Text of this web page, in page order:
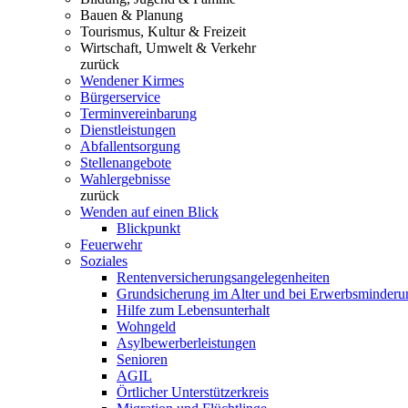
Bauen & Planung
Tourismus, Kultur & Freizeit
Wirtschaft, Umwelt & Verkehr
zurück
Wendener Kirmes
Bürgerservice
Terminvereinbarung
Dienstleistungen
Abfallentsorgung
Stellenangebote
Wahlergebnisse
zurück
Wenden auf einen Blick
Blickpunkt
Feuerwehr
Soziales
Rentenversicherungsangelegenheiten
Grundsicherung im Alter und bei
Hilfe zum Lebensunterhalt
Wohngeld
Asylbewerberleistungen
Senioren
AGIL
Örtlicher Unterstützerkreis